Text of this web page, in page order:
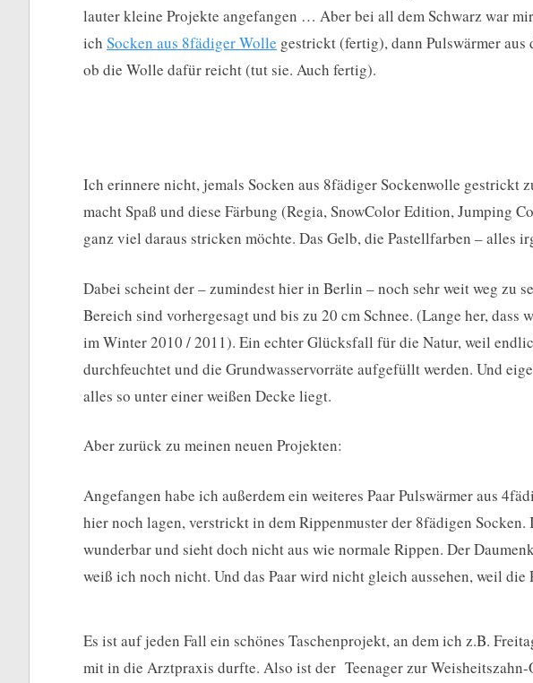
lauter kleine Projekte angefangen … Aber bei all dem Schwarz war
ich Socken aus 8fädiger Wolle gestrickt (fertig), dann Pulswärmer aus
ob die Wolle dafür reicht (tut sie. Auch fertig).
Ich erinnere nicht, jemals Socken aus 8fädiger Sockenwolle gestrickt
macht Spaß und diese Färbung (Regia, SnowColor Edition, Jumping
ganz viel daraus stricken möchte. Das Gelb, die Pastellfarben – alles
Dabei scheint der – zumindest hier in Berlin – noch sehr weit weg zu
Bereich sind vorhergesagt und bis zu 20 cm Schnee. (Lange her, dass
im Winter 2010 / 2011). Ein echter Glücksfall für die Natur, weil
durchfeuchtet und die Grundwasservorräte aufgefüllt werden. Und
alles so unter einer weißen Decke liegt.
Aber zurück zu meinen neuen Projekten:
Angefangen habe ich außerdem ein weiteres Paar Pulswärmer aus
hier noch lagen, verstrickt in dem Rippenmuster der 8fädigen
wunderbar und sieht doch nicht aus wie normale Rippen. Der
weiß ich noch nicht. Und das Paar wird nicht gleich aussehen, weil
Es ist auf jeden Fall ein schönes Taschenprojekt, an dem ich z.B.
mit in die Arztpraxis durfte. Also ist der Teenager zur Weisheitszahn-